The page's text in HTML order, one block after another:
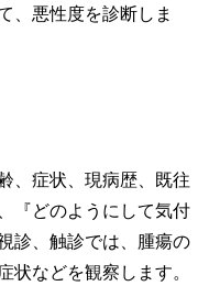
、悪性度を診断しま
、症状、現病歴、既往
『どのようにして気付
診、触診では、腫瘍の
などを観察します。